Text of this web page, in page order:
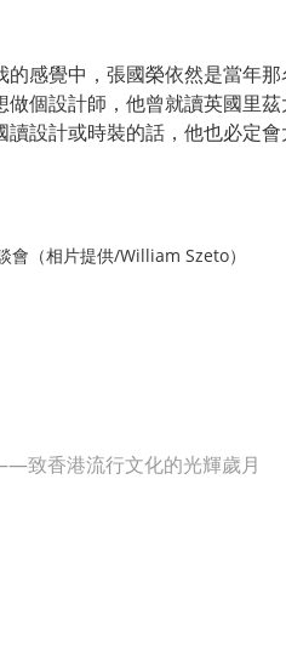
感覺中，張國榮依然是當年
個設計師，他曾就讀英國里
設計或時裝的話，他也必定
（相片提供/William Szeto）